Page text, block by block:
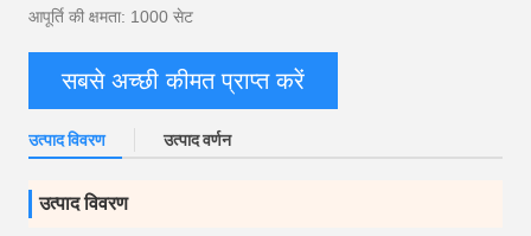
आपूर्ति की क्षमता: 1000 सेट
सबसे अच्छी कीमत प्राप्त करें
उत्पाद विवरण उत्पाद वर्णन
उत्पाद विवरण